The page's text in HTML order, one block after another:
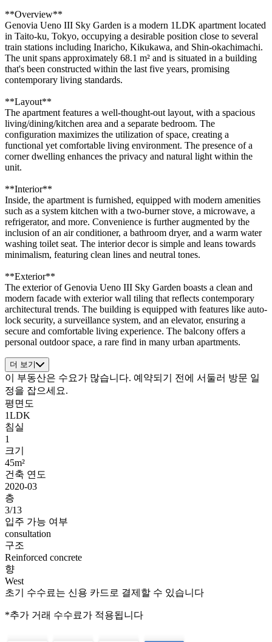
**Overview**
Genovia Ueno III Sky Garden is a modern 1LDK apartment located
in Taito-ku, Tokyo, occupying a desirable position close to several
train stations including Inaricho, Kikukawa, and Shin-okachimachi.
The unit spans approximately 68.1 m² and is situated in a building
that's been constructed within the last five years, promising
contemporary living standards.
**Layout**
The apartment features a well-thought-out layout, with a spacious
living/dining/kitchen area and a separate bedroom. The
configuration maximizes the utilization of space, creating a
functional yet comfortable living environment. The presence of a
corner dwelling enhances the privacy and natural light within the
unit.
**Interior**
Inside, the apartment is furnished, equipped with modern amenities
such as a system kitchen with a two-burner stove, a microwave, a
refrigerator, and more. Convenience is further augmented by the
inclusion of an air conditioner, a bathroom dryer, and a warm water
washing toilet seat. The interior decor is simple and leans towards
minimalism, featuring clean lines and neutral tones.
**Exterior**
The exterior of Genovia Ueno III Sky Garden boasts a clean and
modern facade with exterior wall tiling that reflects contemporary
architectural trends. The building is equipped with features like auto-
lock security, a surveillance system, and an elevator, ensuring a
secure and comfortable living experience. The balcony offers a
personal outdoor space, a rare find in many urban apartments.
더 보기
이 부동산은 수요가 많습니다. 예약되기 전에 서둘러 방문 일
정을 잡으세요.
평면도
1LDK
침실
1
크기
45m²
건축 연도
2020-03
층
3/13
입주 가능 여부
consultation
구조
Reinforced concrete
향
West
초기 수수료는 신용 카드로 결제할 수 있습니다
*추가 거래 수수료가 적용됩니다